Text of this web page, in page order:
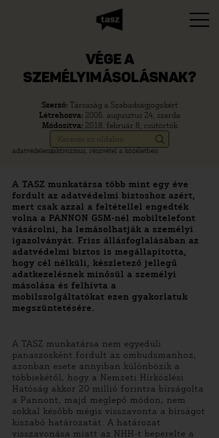
VÉGE A
SZEMÉLYIMÁSOLÁSNAK?
Szerző: Társaság a Szabadságjogokért
Létrehozva: 2005. augusztus 24, szerda
Módosítva: 2018. február 8, csütörtök
adatvédelemaktivizmus, részvétel a közéletben
A TASZ munkatársa több mint egy éve
fordult az adatvédelmi biztoshoz azért,
mert csak azzal a feltétellel engedték
volna a PANNON GSM-nél mobiltelefont
vásárolni, ha lemásolhatják a személyi
igazolványát. Friss állásfoglalásában az
adatvédelmi biztos is megállapította,
hogy cél nélküli, készletező jellegű
adatkezelésnek minősül a személyi
másolása és felhívta a
mobilszolgáltatókat ezen gyakorlatuk
megszüntetésére.
A TASZ munkatársa nem egyedüli
panaszosként fordult az ombudsmanhoz,
azonban esete annyiban különbözik a
többiekétől, hogy a Nemzeti Hírközlési
Hatóság akkor 20 millió forintra bírságolta
a Pannont, majd meglepő módon, nem
sokkal később mégis visszavonta a bírságot
kiszabó határozatát. A határozat
visszavonása miatt az NHH-t beperelte a